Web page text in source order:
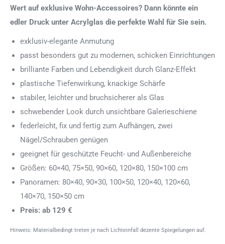
Wert auf exklusive Wohn-Accessoires? Dann könnte ein
edler Druck unter Acrylglas die perfekte Wahl für Sie sein.
exklusiv-elegante Anmutung
passt besonders gut zu modernen, schicken Einrichtungen
brilliante Farben und Lebendigkeit durch Glanz-Effekt
plastische Tiefenwirkung, knackige Schärfe
stabiler, leichter und bruchsicherer als Glas
schwebender Look durch unsichtbare Galerieschiene
federleicht, fix und fertig zum Aufhängen, zwei
Nägel/Schrauben genügen
geeignet für geschützte Feucht- und Außenbereiche
Größen: 60×40, 75×50, 90×60, 120×80, 150×100 cm
Panoramen: 80×40, 90×30, 100×50, 120×40, 120×60,
140×70, 150×50 cm
Preis: ab 129 €
Hinweis: Materialbedingt treten je nach Lichteinfall dezente Spiegelungen auf.